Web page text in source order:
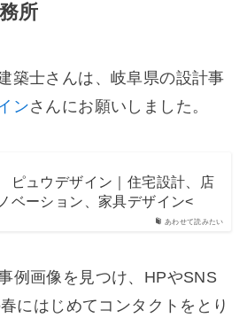
所
築士さんは、岐阜県の設計事
ンさんにお願いしました。
あわせて読みたい
ュウデザイン｜住宅設計、店
ベーション、家具デザイン<
例画像を見つけ、HPやSNS
にはじめてコンタクトをとり